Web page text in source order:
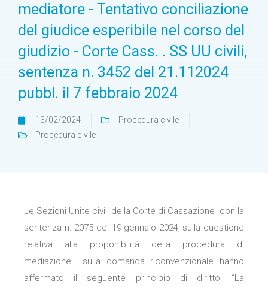
mediatore - Tentativo conciliazione
del giudice esperibile nel corso del
giudizio - Corte Cass. . SS UU civili,
sentenza n. 3452 del 21.112024
pubbl. il 7 febbraio 2024
13/02/2024
Procedura civile
Procedura civile
Le Sezioni Unite civili della Corte di Cassazione con la
sentenza n. 2075 del 19 gennaio 2024, sulla questione
relativa alla proponibilità della procedura di
mediazione sulla domanda riconvenzionale hanno
affermato il seguente principio di diritto: “La